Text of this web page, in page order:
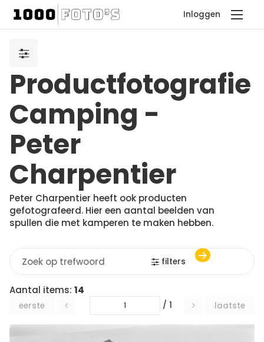
Inloggen
Productfotografie
Camping -
Peter
Charpentier
Peter Charpentier heeft ook producten
gefotografeerd. Hier een aantal beelden van
spullen die met kamperen te maken hebben.
filters
Aantal items: 14
eerste / 1 laatste